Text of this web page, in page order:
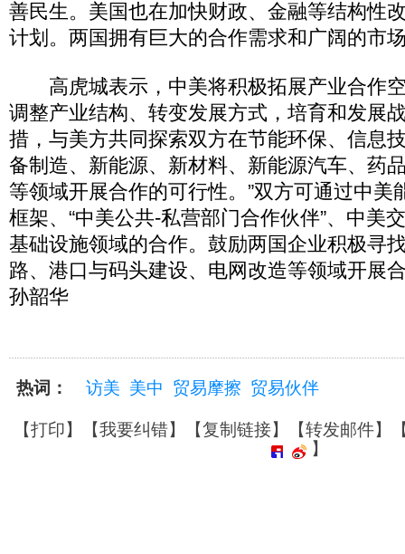
善民生。美国也在加快财政、金融等结构性
计划。两国拥有巨大的合作需求和广阔的市
高虎城表示，中美将积极拓展产业合作空
调整产业结构、转变发展方式，培育和发展
措，与美方共同探索双方在节能环保、信息
备制造、新能源、新材料、新能源汽车、药
等领域开展合作的可行性。”双方可通过中美
框架、“中美公共-私营部门合作伙伴”、中美
基础设施领域的合作。鼓励两国企业积极寻
路、港口与码头建设、电网改造等领域开
孙韶华
热词： 访美 美中 贸易摩擦 贸易伙伴
【打印】【我要纠错】【复制链接】【转发邮件】
】